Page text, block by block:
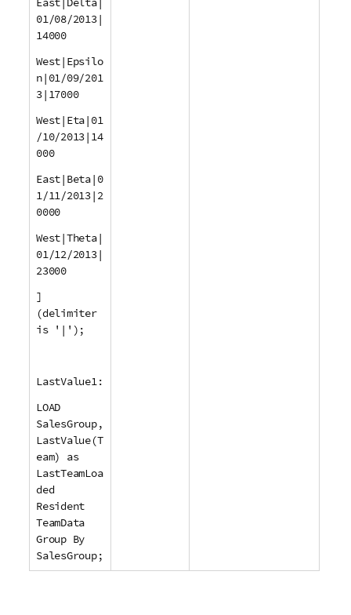
01/08/2013|
14000
West|Epsilo
n|01/09/201
3|17000
West|Eta|01
/10/2013|14
000
East|Beta|0
1/11/2013|2
0000
West|Theta|
01/12/2013|
23000
]
(delimiter
is '|');
LastValue1:
LOAD
SalesGroup,
LastValue(T
eam) as
LastTeamLoa
ded
Resident
TeamData
Group By
SalesGroup;